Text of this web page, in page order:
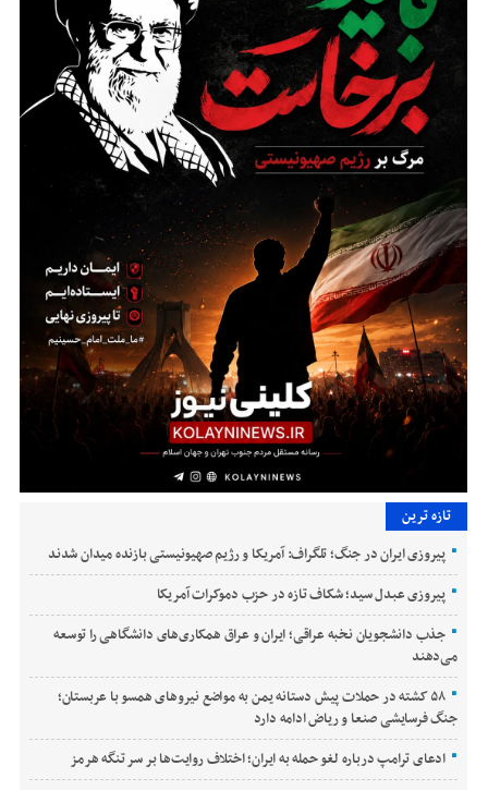
تازه ترین
پیروزی ایران در جنگ؛ تلگراف: آمریکا و رژیم صهیونیستی بازنده میدان شدند
پیروزی عبدل سید؛ شکاف تازه در حزب دموکرات آمریکا
جذب دانشجویان نخبه عراقی؛ ایران و عراق همکاری‌های دانشگاهی را توسعه
می‌دهند
۵۸ کشته در حملات پیش دستانه یمن به مواضع نیروهای همسو با عربستان؛
جنگ فرسایشی صنعا و ریاض ادامه دارد
ادعای ترامپ درباره لغو حمله به ایران؛ اختلاف روایت‌ها بر سر تنگه هرمز